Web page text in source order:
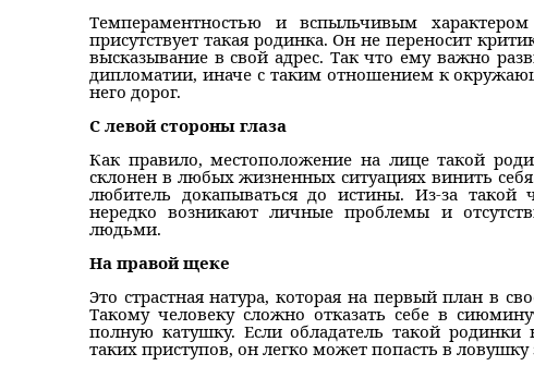
Темпераментностью и вспыльчивым
присутствует такая родинка. Он не переносит
высказывание в свой адрес. Так что ему важно
дипломатии, иначе с таким отношением к
него дорог.
С левой стороны глаза
Как правило, местоположение на лице такой
склонен в любых жизненных ситуациях винить
любитель докапываться до истины. Из-за такой
нередко возникают личные проблемы и
людьми.
На правой щеке
Это страстная натура, которая на первый план в
Такому человеку сложно отказать себе в
полную катушку. Если обладатель такой родинки
таких приступов, он легко может попасть в ловушку